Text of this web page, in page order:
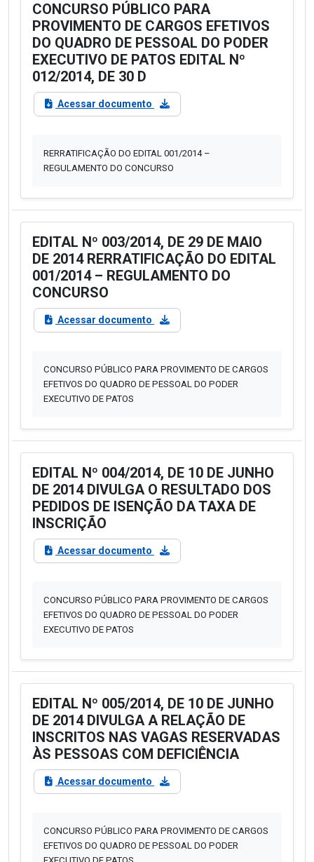
CONCURSO PÚBLICO PARA
PROVIMENTO DE CARGOS EFETIVOS
DO QUADRO DE PESSOAL DO PODER
EXECUTIVO DE PATOS EDITAL Nº
012/2014, DE 30 D
Acessar documento
RERRATIFICAÇÃO DO EDITAL 001/2014 –
REGULAMENTO DO CONCURSO
EDITAL Nº 003/2014, DE 29 DE MAIO
DE 2014 RERRATIFICAÇÃO DO EDITAL
001/2014 – REGULAMENTO DO
CONCURSO
Acessar documento
CONCURSO PÚBLICO PARA PROVIMENTO DE CARGOS
EFETIVOS DO QUADRO DE PESSOAL DO PODER
EXECUTIVO DE PATOS
EDITAL Nº 004/2014, DE 10 DE JUNHO
DE 2014 DIVULGA O RESULTADO DOS
PEDIDOS DE ISENÇÃO DA TAXA DE
INSCRIÇÃO
Acessar documento
CONCURSO PÚBLICO PARA PROVIMENTO DE CARGOS
EFETIVOS DO QUADRO DE PESSOAL DO PODER
EXECUTIVO DE PATOS
EDITAL Nº 005/2014, DE 10 DE JUNHO
DE 2014 DIVULGA A RELAÇÃO DE
INSCRITOS NAS VAGAS RESERVADAS
ÀS PESSOAS COM DEFICIÊNCIA
Acessar documento
CONCURSO PÚBLICO PARA PROVIMENTO DE CARGOS
EFETIVOS DO QUADRO DE PESSOAL DO PODER